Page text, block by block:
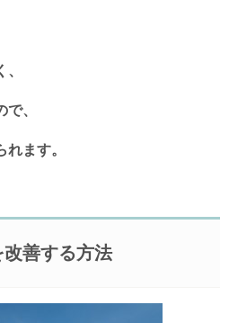
、
ます。
善する方法